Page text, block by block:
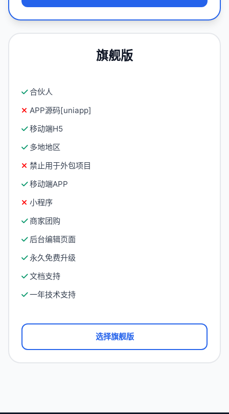
旗舰版
合伙人
APP源码[uniapp]
移动端H5
多地地区
禁止用于外包项目
移动端APP
小程序
商家团购
后台编辑页面
永久免费升级
文档支持
一年技术支持
选择旗舰版